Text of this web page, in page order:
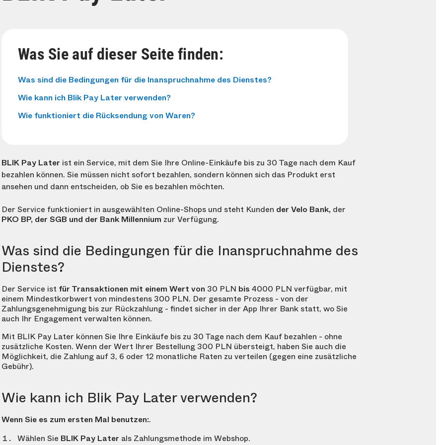
Was Sie auf dieser Seite finden:
Was sind die Bedingungen für die Inanspruchnahme des Dienstes?
Wie kann ich Blik Pay Later verwenden?
Wie funktioniert die Rücksendung von Waren?
BLIK Pay Later ist ein Service, mit dem Sie Ihre Online-Einkäufe bis zu 30 Tage nach dem Kauf
bezahlen können. Sie müssen nicht sofort bezahlen, sondern können sich das Produkt erst
ansehen und dann entscheiden, ob Sie es bezahlen möchten.
Der Service funktioniert in ausgewählten Online-Shops und steht Kunden der Velo Bank, der
PKO BP, der SGB und der Bank Millennium zur Verfügung.
Was sind die Bedingungen für die Inanspruchnahme des
Dienstes?
Der Service ist für Transaktionen mit einem Wert von 30 PLN bis 4000 PLN verfügbar, mit
einem Mindestkorbwert von mindestens 300 PLN. Der gesamte Prozess - von der
Zahlungsgenehmigung bis zur Rückzahlung - findet sicher in der App Ihrer Bank statt, wo Sie
auch Ihr Engagement verwalten können.
Mit BLIK Pay Later können Sie Ihre Einkäufe bis zu 30 Tage nach dem Kauf bezahlen - ohne
zusätzliche Kosten. Wenn der Wert Ihrer Bestellung 300 PLN übersteigt, haben Sie auch die
Möglichkeit, die Zahlung auf 3, 6 oder 12 monatliche Raten zu verteilen (gegen eine zusätzliche
Gebühr).
Wie kann ich Blik Pay Later verwenden?
Wenn Sie es zum ersten Mal benutzen:.
Wählen Sie BLIK Pay Later als Zahlungsmethode im Webshop.